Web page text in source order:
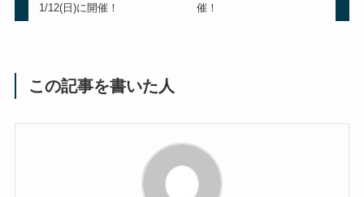
1/12(日)に開催！
催！
この記事を書いた人